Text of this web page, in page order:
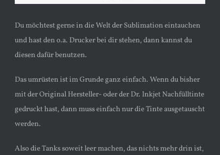
Du möchtest gerne in die Welt der Sublimation eintauchen
und hast den o.a. Drucker bei dir stehen, dann kannst du
diesen dafür benutzen.
Das umrüsten ist im Grunde ganz einfach. Wenn du bisher
mit der Original Hersteller- oder der Dr. Inkjet Nachfülltinte
gedruckt hast, dann muss einfach nur die Tinte ausgetauscht
werden.
Also die Tanks soweit leer machen, das nichts mehr drin ist,